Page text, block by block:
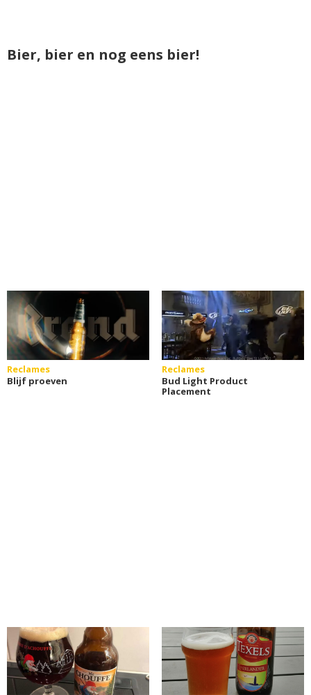
Bier, bier en nog eens bier!
Reclames
Blijf proeven
Reclames
Bud Light Product
Placement